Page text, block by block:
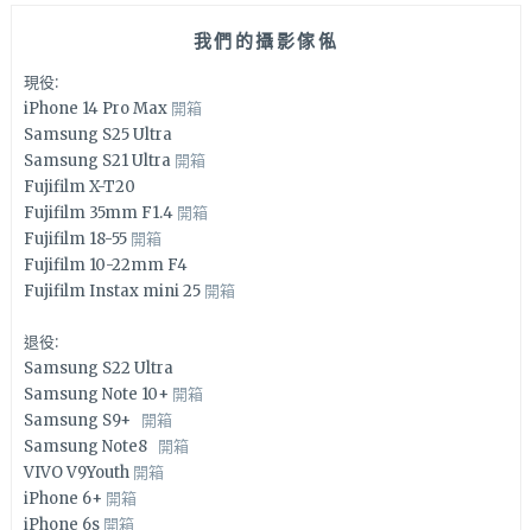
我們的攝影傢俬
現役:
iPhone 14 Pro Max 開箱
Samsung S25 Ultra
Samsung S21 Ultra 開箱
Fujifilm X-T20
Fujifilm 35mm F1.4 開箱
Fujifilm 18-55 開箱
Fujifilm 10-22mm F4
Fujifilm Instax mini 25 開箱
退役:
Samsung S22 Ultra
Samsung Note 10+ 開箱
Samsung S9+ 開箱
Samsung Note8 開箱
VIVO V9Youth 開箱
iPhone 6+ 開箱
iPhone 6s 開箱